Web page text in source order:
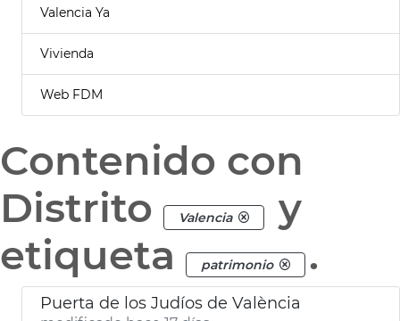
Valencia Ya
Vivienda
Web FDM
Contenido con
Distrito
Valencia
y
etiqueta
patrimonio .
Puerta de los Judíos de València